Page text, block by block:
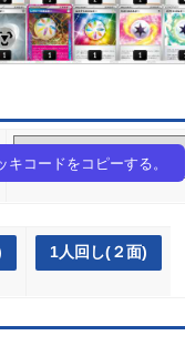
yMpyXE-2CQnLw-2EXyM2
キコードをコピーする。
1人回し(２面)